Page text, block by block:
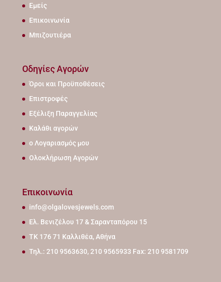
Εμείς
Επικοινωνία
Μπιζουτιέρα
Οδηγίες Αγορών
Όροι και Προϋποθέσεις
Επιστροφές
Εξέλιξη Παραγγελίας
Καλάθι αγορών
ο Λογαριασμός μου
Ολοκλήρωση Αγορών
Επικοινωνία
info@olgalovesjewels.com
Ελ. Βενιζέλου 17 & Σαρανταπόρου 15
ΤΚ 176 71 Καλλιθέα, Αθήνα
Τηλ.: 210 9563630, 210 9565933 Fax: 210 9581709